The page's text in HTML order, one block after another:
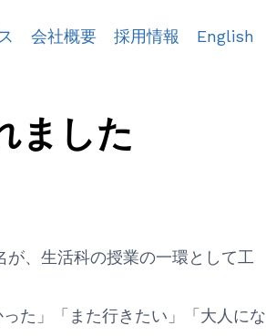
会社概要 採用情報 English
ました
が、生活科の授業の一環として工
た」「また行きたい」「大人にな